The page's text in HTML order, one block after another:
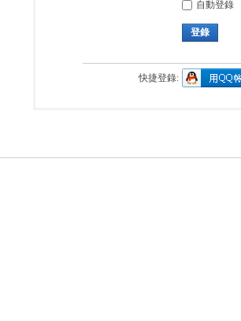
自動登錄
登錄
快捷登錄: